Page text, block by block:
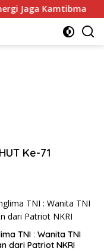
Jaga Kamtibma
Ke-71
TNI : Wanita TNI
dari Patriot NKRI